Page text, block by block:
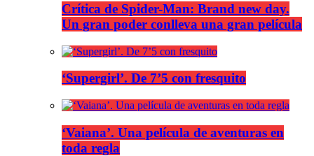
Crítica de Spider-Man: Brand new day.
Un gran poder conlleva una gran película
‘Supergirl’. De 7’5 con fresquito
‘Vaiana’. Una película de aventuras en
toda regla